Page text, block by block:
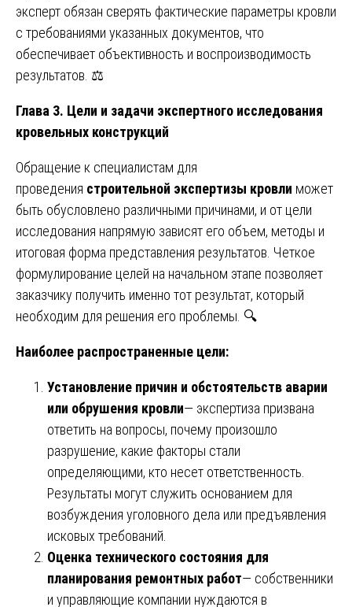
эксперт обязан сверять фактические параметры кровли
с требованиями указанных документов, что
обеспечивает объективность и воспроизводимость
результатов. ⚖️
Глава 3. Цели и задачи экспертного исследования
кровельных конструкций
Обращение к специалистам для
проведения строительной экспертизы кровли может
быть обусловлено различными причинами, и от цели
исследования напрямую зависят его объем, методы и
итоговая форма представления результатов. Четкое
формулирование целей на начальном этапе позволяет
заказчику получить именно тот результат, который
необходим для решения его проблемы. 🔍
Наиболее распространенные цели:
Установление причин и обстоятельств аварии
или обрушения кровли— экспертиза призвана
ответить на вопросы, почему произошло
разрушение, какие факторы стали
определяющими, кто несет ответственность.
Результаты могут служить основанием для
возбуждения уголовного дела или предъявления
исковых требований.
Оценка технического состояния для
планирования ремонтных работ— собственники
и управляющие компании нуждаются в